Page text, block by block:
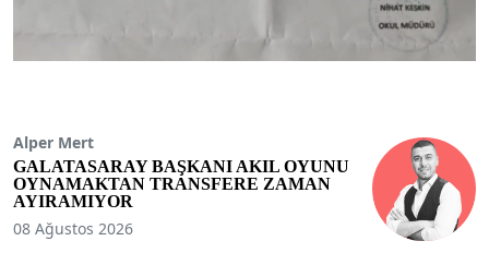
Alper Mert
GALATASARAY BAŞKANI AKIL OYUNU
OYNAMAKTAN TRANSFERE ZAMAN
AYIRAMIYOR
08 Ağustos 2026